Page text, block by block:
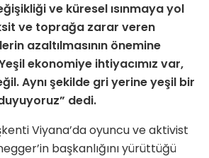
ve küresel ısınmaya yol
ve toprağa zarar veren
azaltılmasının önemine
ekonomiye ihtiyacımız var,
Aynı şekilde gri yerine yeşil bir
dedi.
Viyana’da oyuncu ve aktivist
başkanlığını yürüttüğü